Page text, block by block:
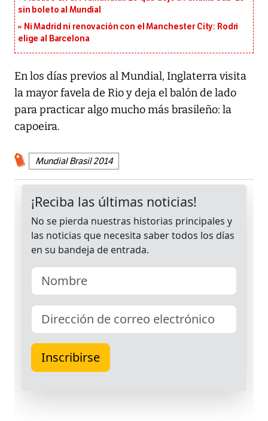
sin boleto al Mundial
Ni Madrid ni renovación con el Manchester City: Rodri
elige al Barcelona
En los días previos al Mundial, Inglaterra visita
la mayor favela de Rio y deja el balón de lado
para practicar algo mucho más brasileño: la
capoeira.
Mundial Brasil 2014